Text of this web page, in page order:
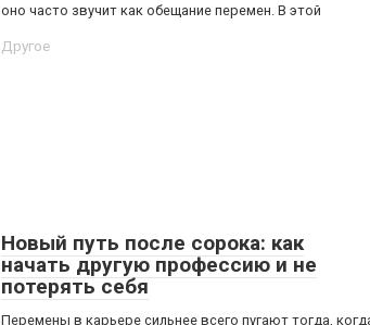
оно часто звучит как обещание перемен. В этой
Другое
Новый путь после сорока: как
начать другую профессию и не
потерять себя
Перемены в карьере сильнее всего пугают тогда,